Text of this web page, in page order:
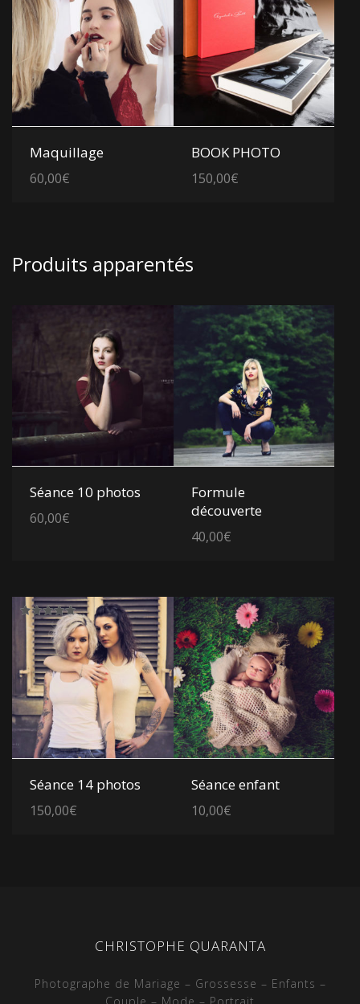
Voir les détails
Maquillage
60,00€
Voir les détails
BOOK PHOTO
150,00€
Produits apparentés
Voir les détails
Séance 10 photos
60,00€
Voir les détails
Formule
découverte
40,00€
Note
5.00
sur 5
Voir les détails
Séance 14 photos
150,00€
Voir les détails
Séance enfant
10,00€
CHRISTOPHE QUARANTA
Photographe de Mariage – Grossesse – Enfants –
Couple – Mode – Portrait